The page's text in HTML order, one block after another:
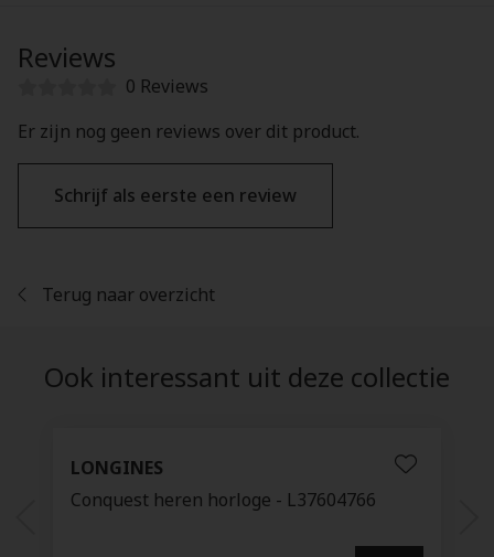
Reviews
0 Reviews
Er zijn nog geen reviews over dit product.
Schrijf als eerste een review
Terug naar overzicht
Ook interessant uit deze collectie
LONGINES
Conquest heren horloge - L37604766